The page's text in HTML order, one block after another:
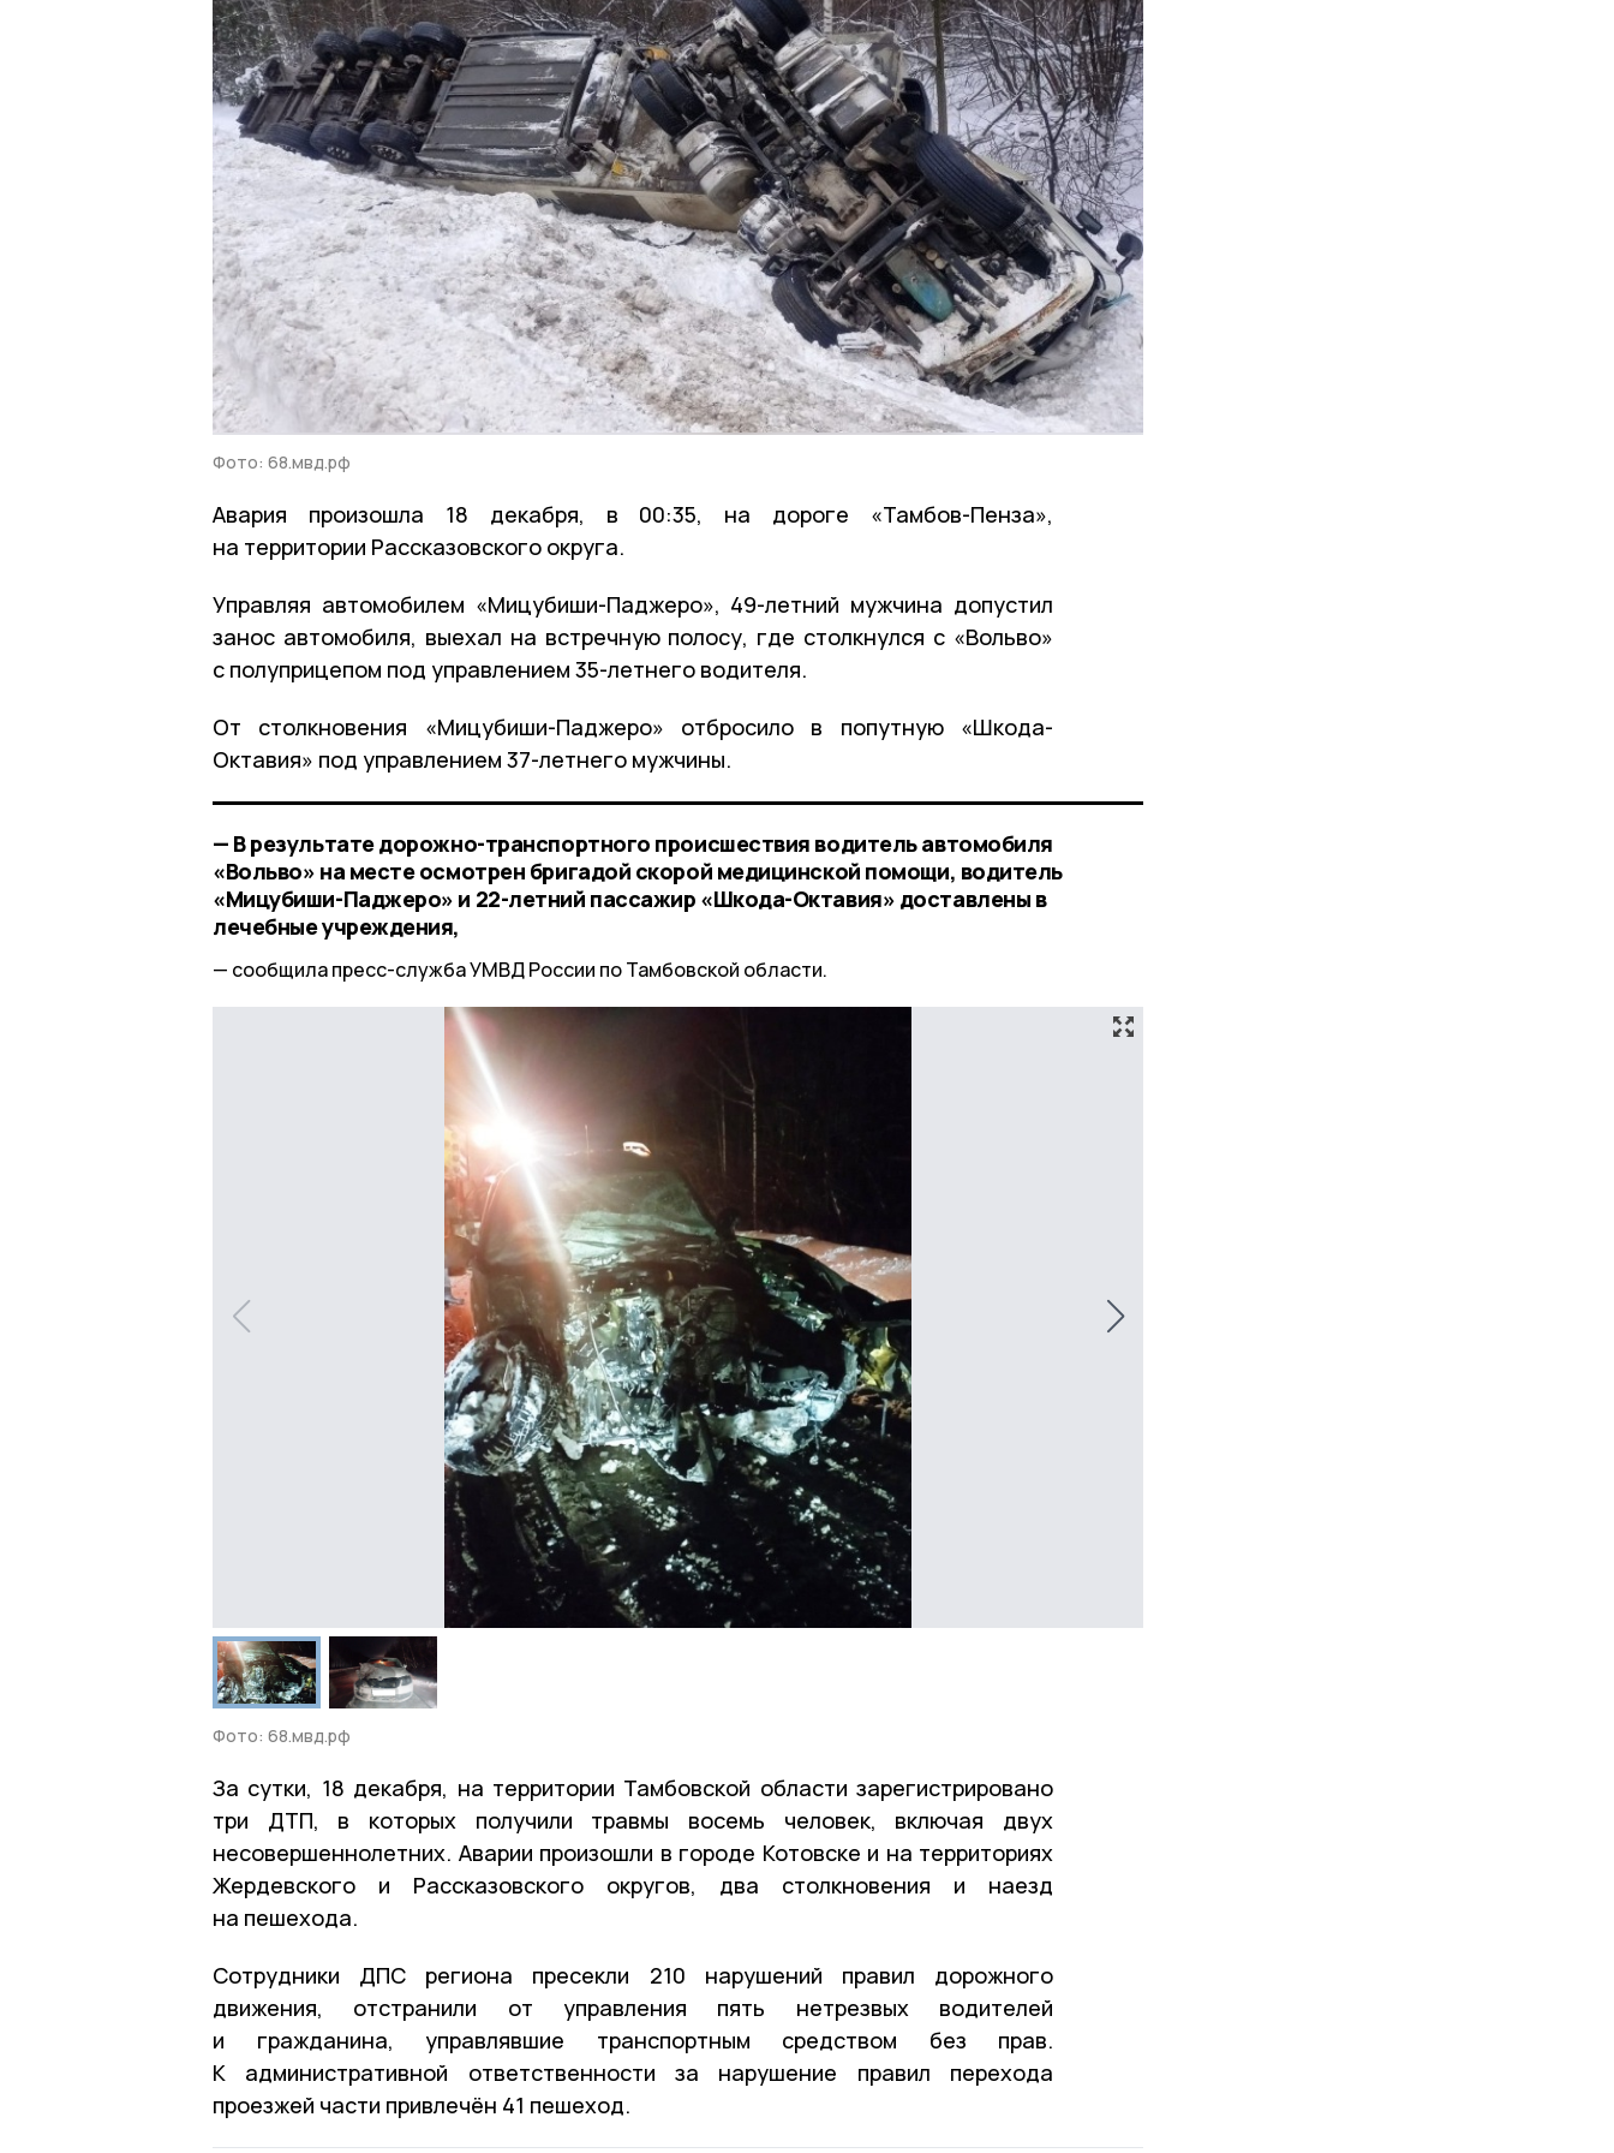
Фото: 68.мвд.рф
Авария произошла 18 декабря, в 00:35, на дороге «Тамбов-Пенза»,
на территории Рассказовского округа.
Управляя автомобилем «Мицубиши-Паджеро», 49-летний мужчина допустил
занос автомобиля, выехал на встречную полосу, где столкнулся с «Вольво»
с полуприцепом под управлением 35-летнего водителя.
От столкновения «Мицубиши-Паджеро» отбросило в попутную «Шкода-
Октавия» под управлением 37-летнего мужчины.
— В результате дорожно-транспортного происшествия водитель автомобиля
«Вольво» на месте осмотрен бригадой скорой медицинской помощи, водитель
«Мицубиши-Паджеро» и 22-летний пассажир «Шкода-Октавия» доставлены в
лечебные учреждения,
сообщила пресс-служба УМВД России по Тамбовской области.
Фото: 68.мвд.рф
За сутки, 18 декабря, на территории Тамбовской области зарегистрировано
три ДТП, в которых получили травмы восемь человек, включая двух
несовершеннолетних. Аварии произошли в городе Котовске и на территориях
Жердевского и Рассказовского округов, два столкновения и наезд
на пешехода.
Сотрудники ДПС региона пресекли 210 нарушений правил дорожного
движения, отстранили от управления пять нетрезвых водителей
и гражданина, управлявшие транспортным средством без прав.
К административной ответственности за нарушение правил перехода
проезжей части привлечён 41 пешеход.